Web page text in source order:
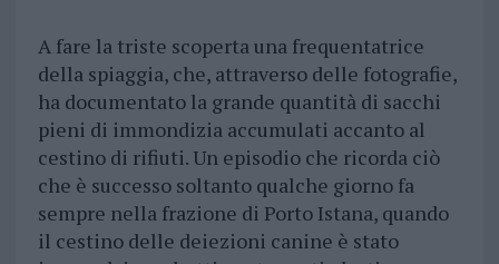
A fare la triste scoperta una frequentatrice
della spiaggia, che, attraverso delle fotografie,
ha documentato la grande quantità di sacchi
pieni di immondizia accumulati accanto al
cestino di rifiuti. Un episodio che ricorda ciò
che è successo soltanto qualche giorno fa
sempre nella frazione di Porto Istana, quando
il cestino delle deiezioni canine è stato